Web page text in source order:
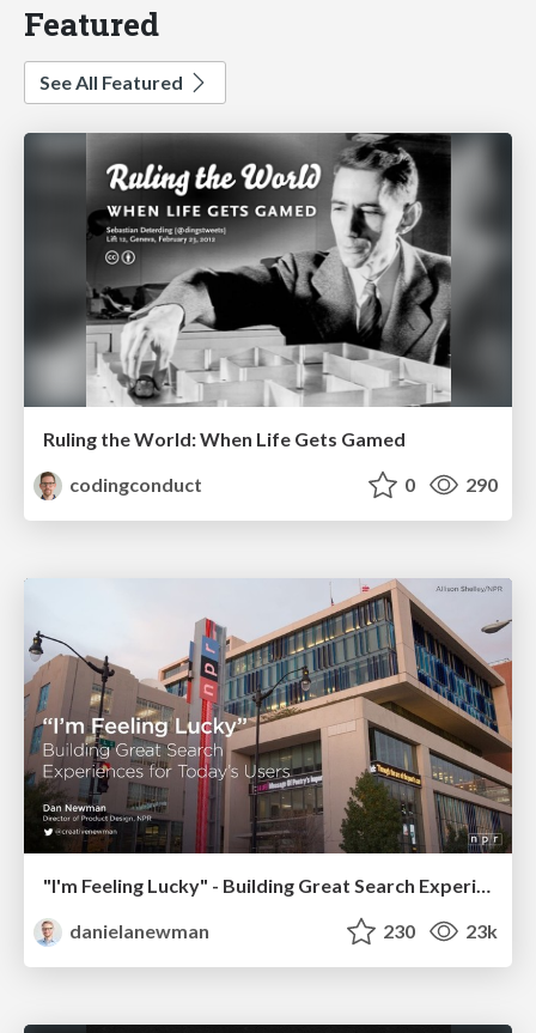
Featured
See All Featured
Ruling the World: When Life Gets Gamed
codingconduct
0 290
"I'm Feeling Lucky" - Building Great Search Experiences for Today's Users (#IAC19)
danielanewman
230 23k